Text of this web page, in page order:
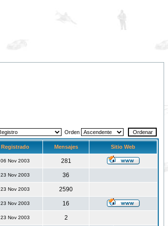
Orden
Registrado Mensajes Sitio Web
06 Nov 2003 281
23 Nov 2003 36
23 Nov 2003 2590
23 Nov 2003 16
23 Nov 2003 2